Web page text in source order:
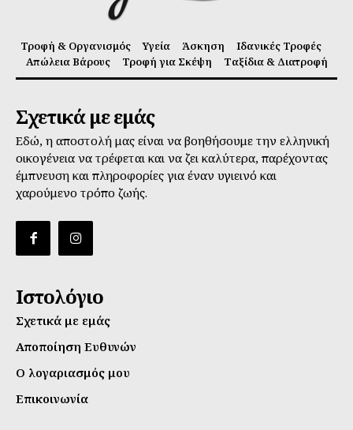
Τροφή & Οργανισμός Υγεία Άσκηση
Ιδανικές Τροφές
Απώλεια Βάρους
Τροφή για Σκέψη Ταξίδια & Διατροφή
Σχετικά με εμάς
Εδώ, η αποστολή μας είναι να βοηθήσουμε την ελληνική
οικογένεια να τρέφεται και να ζει καλύτερα, παρέχοντας
έμπνευση και πληροφορίες για έναν υγιεινό και
χαρούμενο τρόπο ζωής.
Ιστολόγιο
Σχετικά με εμάς
Αποποίηση Ευθυνών
Ο λογαριασμός μου
Επικοινωνία